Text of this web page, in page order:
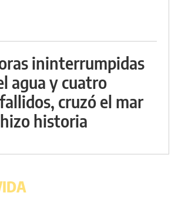
ininterrumpidas
agua y cuatro
cruzó el mar
historia